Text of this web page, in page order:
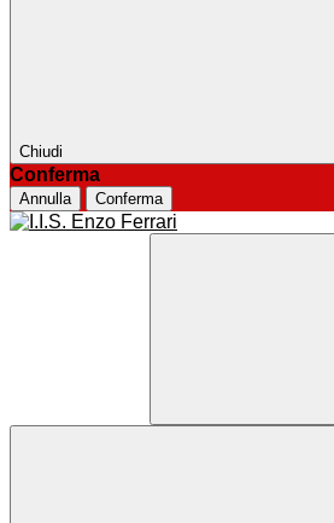
Chiudi
Conferma
Annulla Conferma